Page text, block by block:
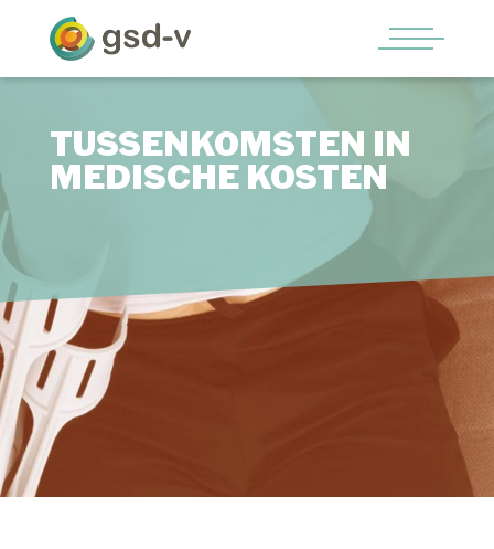
TUSSENKOMSTEN IN
MEDISCHE KOSTEN